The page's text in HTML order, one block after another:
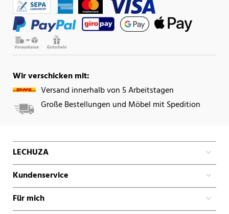
Wir verschicken mit:
Versand innerhalb von 5 Arbeitstagen
Große Bestellungen und Möbel mit Spedition
LECHUZA
Kundenservice
Für mich